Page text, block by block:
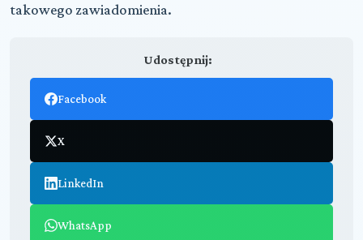
takowego zawiadomienia.
Udostępnij:
Facebook
X
LinkedIn
WhatsApp